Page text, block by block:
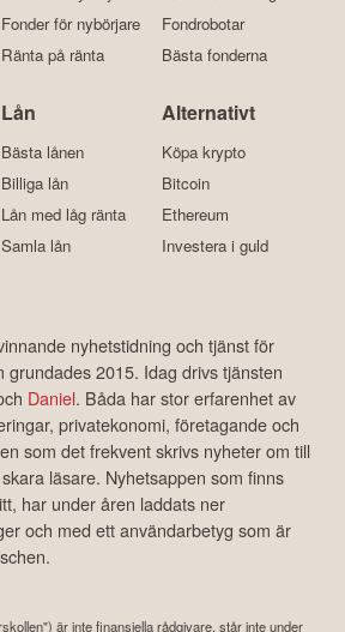
Fonder för nybörjare
Ränta på ränta
Fondrobotar
Bästa fonderna
Lån
Bästa lånen
Billiga lån
Lån med låg ränta
Samla lån
Alternativt
Köpa krypto
Bitcoin
Ethereum
Investera i guld
nyhetstidning och tjänst för
grundades 2015. Idag drivs tjänsten
Daniel. Båda har stor erfarenhet av
privatekonomi, företagande och
som det frekvent skrivs nyheter om till
läsare. Nyhetsappen som finns
har under åren laddats ner
och med ett användarbetyg som är
är inte finansiella rådgivare, står inte under